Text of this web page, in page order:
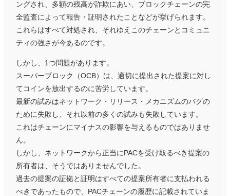
ングされ、多額の残高が詐欺にあい、ブロックチェーンの完
全監査によって報告・証明されたことなどが挙げられます。
これらはすべて対処され、それゆえこのチェーンとコミュニ
ティの強さが今あるのです。
しかし、1つ問題があります。
スーパーブロック（OCB）は、適切に提出された提案に対し
てコインを放出するのに苦労しています。
最新の試みはネットワーク・リリース・メカニズムのバグの
ために失敗し、それ以前の多くの試みも失敗しています。
これはチェーンにマイナスの影響を与えるものではありませ
ん。
しかし、ネットワークから正当にPACを受け取るべき提案の
所有者は、そうではありませんでした。
過去の提案の証拠と証明はすべての提案所有者に支払われる
べきであったもので、PACチェーンの履歴に記載されていま